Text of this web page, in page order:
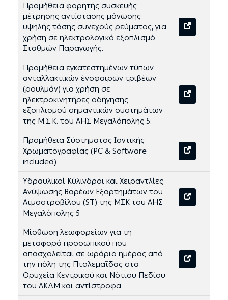
Προμήθεια φορητής συσκευής
μέτρησης αντίστασης μόνωσης
υψηλής τάσης συνεχούς ρεύματος, για
χρήση σε ηλεκτρολογικό εξοπλισμό
Σταθμών Παραγωγής.
Προμήθεια εγκατεστημένων τύπων
ανταλλακτικών ένσφαιρων τριβέων
(ρουλμάν) για χρήση σε
ηλεκτροκινητήρες οδήγησης
εξοπλισμού σημαντικών συστημάτων
της Μ.Σ.Κ. του ΑΗΣ Μεγαλόπολης 5.
Προμήθεια Σύστηματος Ιοντικής
Χρωματογραφίας (PC & Software
included)
Υδραυλικοί Κύλινδροι και Χειραντλίες
Ανύψωσης Βαρέων Εξαρτημάτων του
Ατμοστροβίλου (ST) της ΜΣΚ του ΑΗΣ
Μεγαλόπολης 5
Μίσθωση λεωφορείων για τη
μεταφορά προσωπικού που
απασχολείται σε ωράριο ημέρας από
την πόλη της Πτολεμαΐδας στα
Ορυχεία Κεντρικού και Νότιου Πεδίου
του ΛΚΔΜ και αντίστροφα